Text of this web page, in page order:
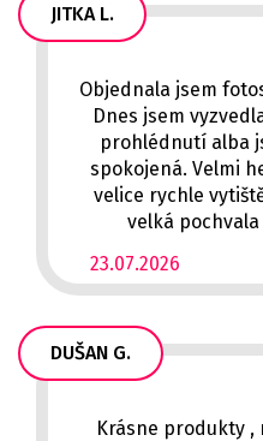
JITKA L.
23.07.2026
Objednala jsem
Dnes jsem
prohlédnutí alba
spokojená. Velmi
velice rychle
velká
DUŠAN G.
Krásne produkty ,